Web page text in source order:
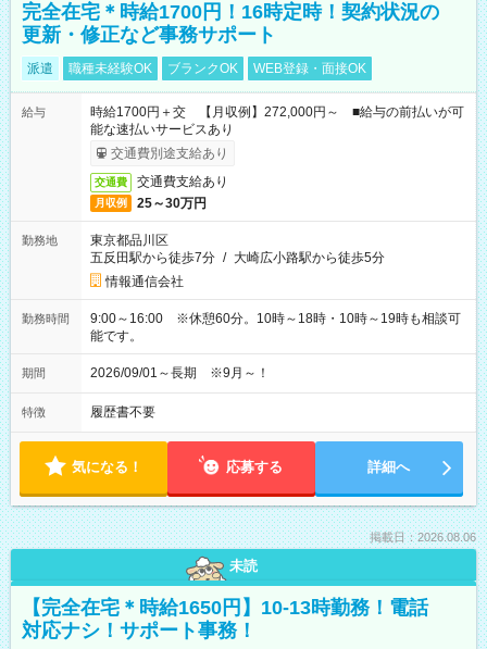
完全在宅＊時給1700円！16時定時！契約状況の
更新・修正など事務サポート
派遣 職種未経験OK ブランクOK WEB登録・面接OK
給与
時給1700円＋交 【月収例】272,000円～ ■給与の前払いが可
能な速払いサービスあり
交通費別途支給あり
交通費 交通費支給あり
月収例 25～30万円
勤務地
東京都品川区
五反田駅から徒歩7分 / 大崎広小路駅から徒歩5分
情報通信会社
勤務時間
9:00～16:00 ※休憩60分。10時～18時・10時～19時も相談可
能です。
期間 2026/09/01～長期 ※9月～！
特徴 履歴書不要
気になる！ 応募する 詳細へ
掲載日：2026.08.06
未読
【完全在宅＊時給1650円】10-13時勤務！電話
対応ナシ！サポート事務！